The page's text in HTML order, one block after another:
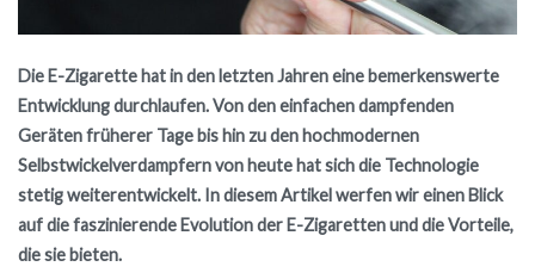
Die E-Zigarette hat in den letzten Jahren eine bemerkenswerte
Entwicklung durchlaufen. Von den einfachen dampfenden
Geräten früherer Tage bis hin zu den hochmodernen
Selbstwickelverdampfern von heute hat sich die Technologie
stetig weiterentwickelt. In diesem Artikel werfen wir einen Blick
auf die faszinierende Evolution der E-Zigaretten und die Vorteile,
die sie bieten.